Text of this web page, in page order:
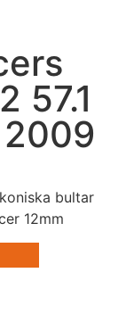
57.1
bultar
12mm